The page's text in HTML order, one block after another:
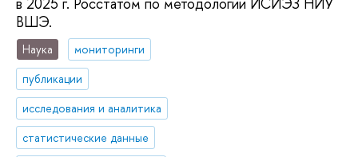
ВШЭ.
Наука
мониторинги
публикации
исследования и аналитика
статистические данные